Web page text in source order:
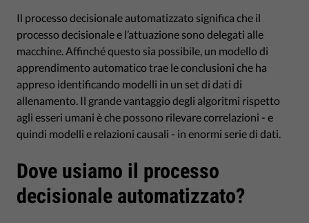
Il processo decisionale automatizzato significa che il
processo decisionale e l’attuazione sono delegati alle
macchine. Affinché questo sia possibile, un modello di
apprendimento automatico trae le conclusioni che ha
appreso identificando modelli in un set di dati di
allenamento. Il grande vantaggio degli algoritmi rispetto
agli esseri umani è che possono rilevare correlazioni - e
quindi modelli e relazioni causali - in enormi serie di dati.
Dove usiamo il processo
decisionale automatizzato?